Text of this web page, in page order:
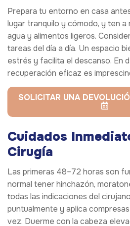
Prepara tu entorno en casa
lugar tranquilo y cómodo, y ten a
agua y alimentos ligeros.
tareas del día a día. Un espacio
estrés y facilita el descanso. En
recuperación eficaz es
SOLICITAR UNA
Cuidados
Cirugía
Las primeras 48–72 horas son
normal tener hinchazón,
todas las indicaciones del
puntualmente y aplica
vez. Duerme con la cabeza